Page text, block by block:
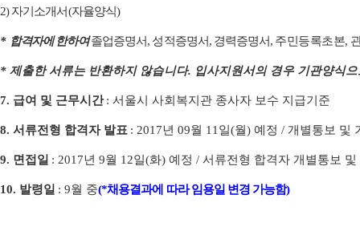
2)자기소개서(자율양식)
* 합격자에 한하여졸업증명서, 성적증명서, 경력증명서, 주민등록초본,
* 제출한 서류는 반환하지 않습니다. 입사지원서의 경우 기관양식
7. 급여 및 근무시간 : 서울시 사회복지관 종사자 보수 지급기준
8. 서류전형 합격자 발표 : 2017년 09월 11일(월) 예정 / 개별통보 및
9. 면접일 : 2017년 9월 12일(화) 예정 / 서류전형 합격자 개별통보
10. 발령일 : 9월 중(*채용결과에 따라 임용일 변경 가능함)